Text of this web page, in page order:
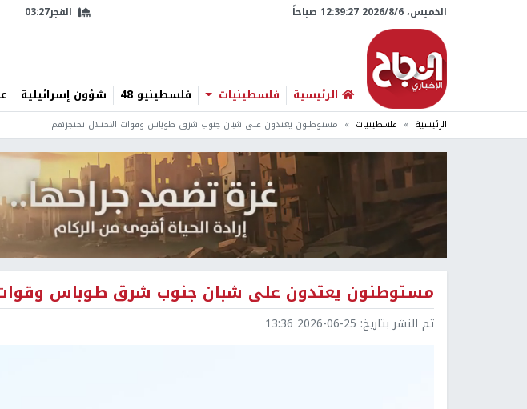
الخميس، 6/‏8/‏2026 12:39:28 صباحاً الفجر03:27
الرئيسية فلسطينيات فلسطينيو 48 شؤون إسرائيلية
الرئيسية فلسطينيات مستوطنون يعتدون على شبان جنوب شرق طوباس وقوات الاحتلال تحتجزهم
مستوطنون يعتدون على شبان جنوب شرق طوباس وقوات
تم النشر بتاريخ: 2026-06-25 13:36